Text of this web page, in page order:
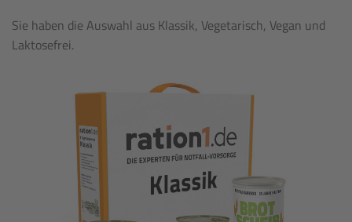
Sie haben die Auswahl aus Klassik, Vegetarisch, Vegan und
Laktosefrei.